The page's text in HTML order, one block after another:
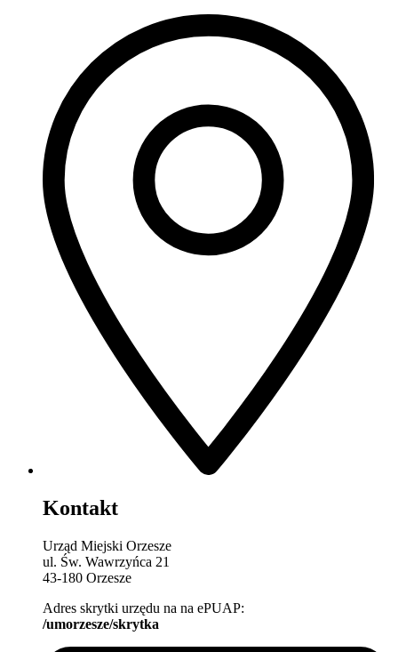
Kontakt
Urząd Miejski Orzesze
ul. Św. Wawrzyńca 21
43-180 Orzesze
Adres skrytki urzędu na na ePUAP:
/umorzesze/skrytka